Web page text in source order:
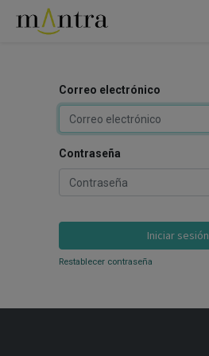
Correo electrónico
Contraseña
Iniciar sesión
Restablecer contraseña